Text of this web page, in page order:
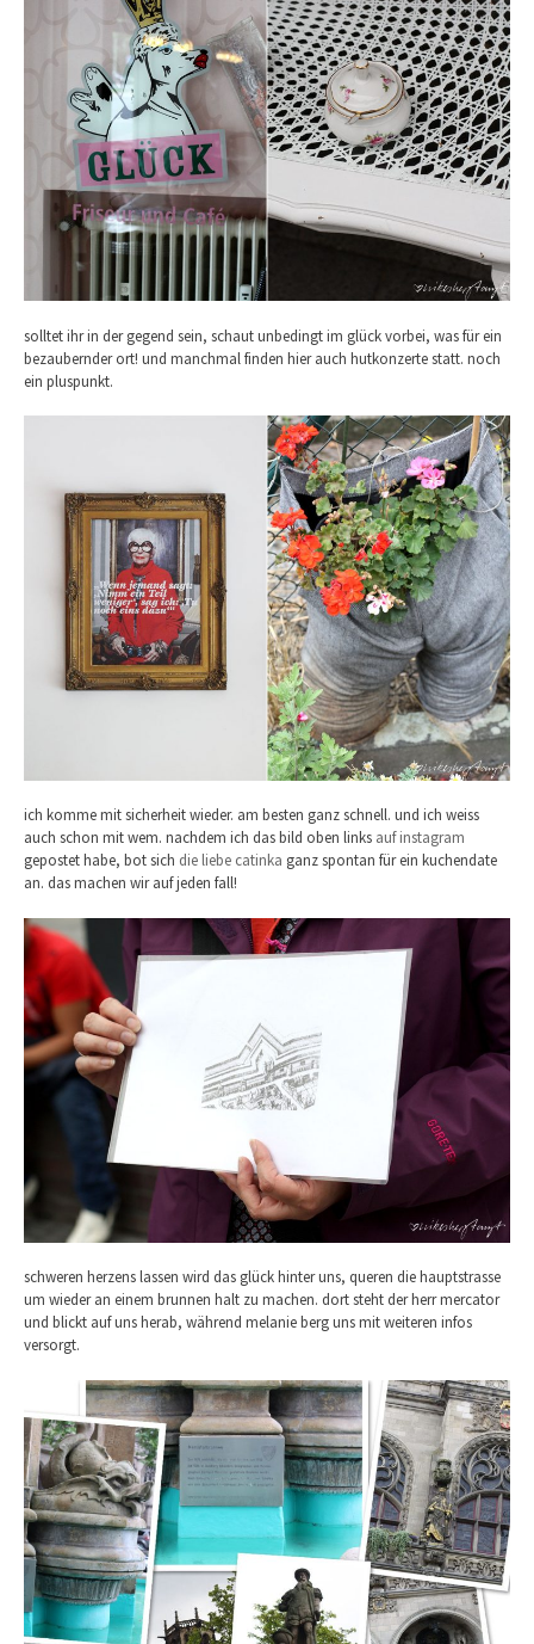
solltet ihr in der gegend sein, schaut unbedingt im glück vorbei, was für ein
bezaubernder ort! und manchmal finden hier auch hutkonzerte statt. noch
ein pluspunkt.
ich komme mit sicherheit wieder. am besten ganz schnell. und ich weiss
auch schon mit wem. nachdem ich das bild oben links auf instagram
gepostet habe, bot sich die liebe catinka ganz spontan für ein kuchendate
an. das machen wir auf jeden fall!
schweren herzens lassen wird das glück hinter uns, queren die hauptstrasse
um wieder an einem brunnen halt zu machen. dort steht der herr mercator
und blickt auf uns herab, während melanie berg uns mit weiteren infos
versorgt.